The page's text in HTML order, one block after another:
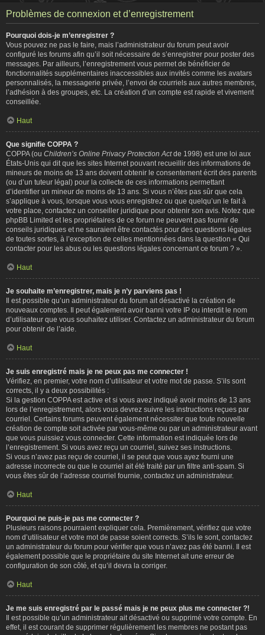
Problèmes de connexion et d’enregistrement
Pourquoi dois-je m’enregistrer ?
Vous pouvez ne pas le faire, mais l’administrateur du forum peut avoir
configuré les forums afin qu’il soit nécessaire de s’enregistrer pour poster des
messages. Par ailleurs, l’enregistrement vous permet de bénéficier de
fonctionnalités supplémentaires inaccessibles aux invités comme les avatars
personnalisés, la messagerie privée, l’envoi de courriels aux autres membres,
l’adhésion à des groupes, etc. La création d’un compte est rapide et vivement
conseillée.
Haut
Que signifie COPPA ?
COPPA (ou Children’s Online Privacy Protection Actde 1998) est une loi aux
États-Unis qui dit que les sites Internet pouvant recueillir des informations de
mineurs de moins de 13 ans doivent obtenir le consentement écrit des parents
(ou d’un tuteur légal) pour la collecte de ces informations permettant
d’identifier un mineur de moins de 13 ans. Si vous n’êtes pas sûr que cela
s’applique à vous, lorsque vous vous enregistrez ou que quelqu’un le fait à
votre place, contactez un conseiller juridique pour obtenir son avis. Notez que
phpBB Limited et les propriétaires de ce forum ne peuvent pas fournir de
conseils juridiques et ne sauraient être contactés pour des questions légales
de toutes sortes, à l’exception de celles mentionnées dans la question « Qui
contacter pour les abus ou les questions légales concernant ce forum ? ».
Haut
Je souhaite m’enregistrer, mais je n’y parviens pas !
Il est possible qu’un administrateur du forum ait désactivé la création de
nouveaux comptes. Il peut également avoir banni votre IP ou interdit le nom
d’utilisateur que vous souhaitez utiliser. Contactez un administrateur du forum
pour obtenir de l’aide.
Haut
Je suis enregistré mais je ne peux pas me connecter !
Vérifiez, en premier, votre nom d’utilisateur et votre mot de passe. S’ils sont
corrects, il y a deux possibilités :
Si la gestion COPPA est active et si vous avez indiqué avoir moins de 13 ans
lors de l’enregistrement, alors vous devrez suivre les instructions reçues par
courriel. Certains forums peuvent également nécessiter que toute nouvelle
création de compte soit activée par vous-même ou par un administrateur avant
que vous puissiez vous connecter. Cette information est indiquée lors de
l’enregistrement. Si vous avez reçu un courriel, suivez ses instructions.
Si vous n’avez pas reçu de courriel, il se peut que vous ayez fourni une
adresse incorrecte ou que le courriel ait été traité par un filtre anti-spam. Si
vous êtes sûr de l’adresse courriel fournie, contactez un administrateur.
Haut
Pourquoi ne puis-je pas me connecter ?
Plusieurs raisons pourraient expliquer cela. Premièrement, vérifiez que votre
nom d’utilisateur et votre mot de passe soient corrects. S’ils le sont, contactez
un administrateur du forum pour vérifier que vous n’avez pas été banni. Il est
également possible que le propriétaire du site Internet ait une erreur de
configuration de son côté, et qu’il devra la corriger.
Haut
Je me suis enregistré par le passé mais je ne peux plus me connecter ?!
Il est possible qu’un administrateur ait désactivé ou supprimé votre compte. En
effet, il est courant de supprimer régulièrement les membres ne postant pas